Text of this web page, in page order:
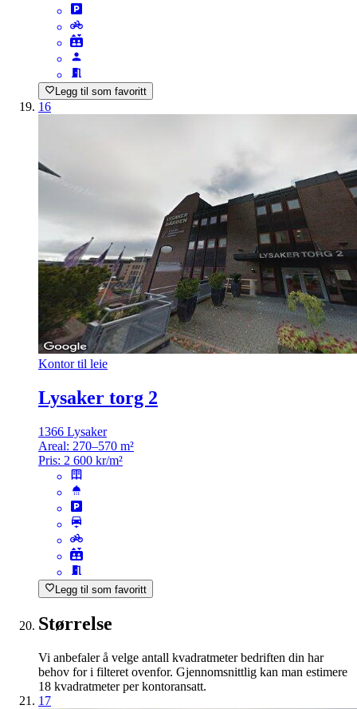
Legg til som favoritt
16
Kontor til leie
Lysaker torg 2
1366 Lysaker
Areal: 270–570 m²
Pris: 2 600 kr/m²
Legg til som favoritt
Størrelse
Vi anbefaler å velge antall kvadratmeter bedriften din har
behov for i filteret ovenfor. Gjennomsnittlig kan man estimere
18 kvadratmeter per kontoransatt.
17